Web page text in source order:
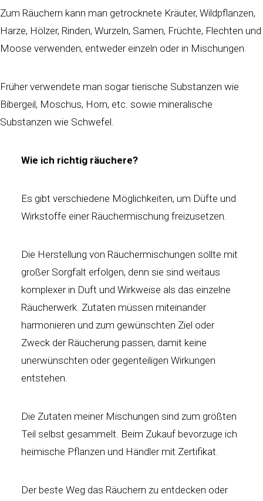
Zum Räuchern kann man getrocknete Kräuter, Wildpflanzen,
Harze, Hölzer, Rinden, Wurzeln, Samen, Früchte, Flechten und
Moose verwenden, entweder einzeln oder in Mischungen.
Früher verwendete man sogar tierische Substanzen wie
Bibergeil, Moschus, Horn, etc. sowie mineralische
Substanzen wie Schwefel.
Wie ich richtig räuchere?
Es gibt verschiedene Möglichkeiten, um Düfte und
Wirkstoffe einer Räuchermischung freizusetzen.
Die Herstellung von Räuchermischungen sollte mit
großer Sorgfalt erfolgen, denn sie sind weitaus
komplexer in Duft und Wirkweise als das einzelne
Räucherwerk. Zutaten müssen miteinander
harmonieren und zum gewünschten Ziel oder
Zweck der Räucherung passen, damit keine
unerwünschten oder gegenteiligen Wirkungen
entstehen.
Die Zutaten meiner Mischungen sind zum größten
Teil selbst gesammelt. Beim Zukauf bevorzuge ich
heimische Pflanzen und Händler mit Zertifikat.
Der beste Weg das Räuchern zu entdecken oder